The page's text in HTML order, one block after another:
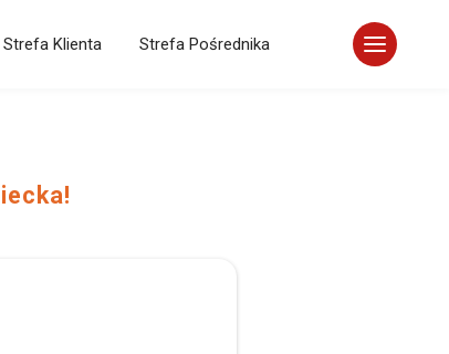
Strefa Klienta Strefa Pośrednika